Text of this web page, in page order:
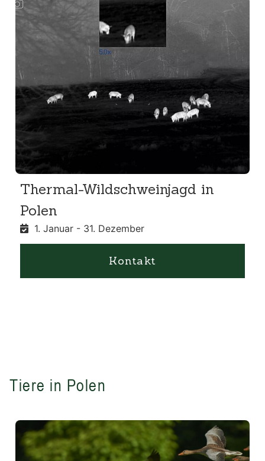
Thermal-Wildschweinjagd in
Polen
1. Januar - 31. Dezember
Kontakt
Tiere in Polen